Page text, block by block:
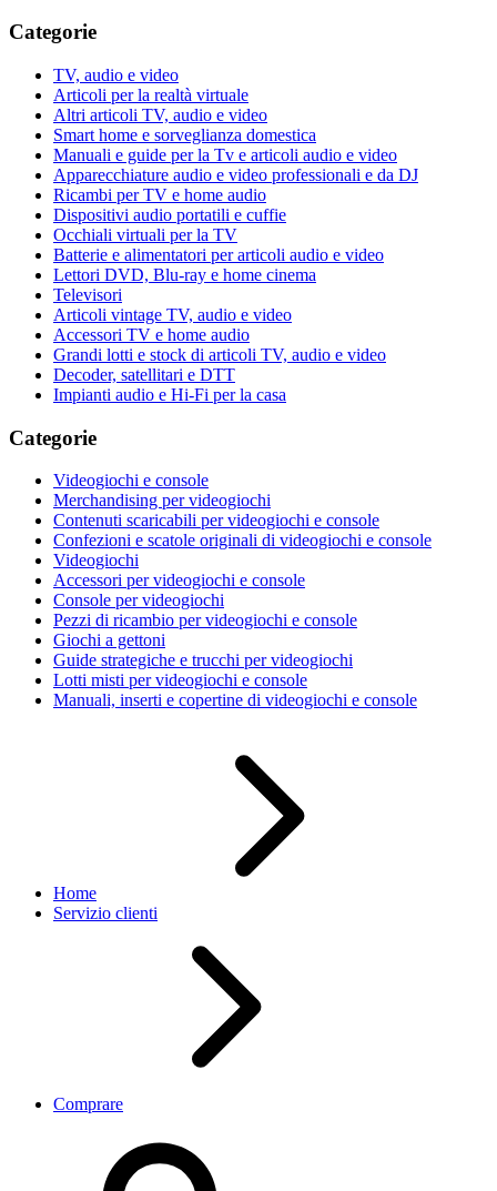
Categorie
TV, audio e video
Articoli per la realtà virtuale
Altri articoli TV, audio e video
Smart home e sorveglianza domestica
Manuali e guide per la Tv e articoli audio e video
Apparecchiature audio e video professionali e da DJ
Ricambi per TV e home audio
Dispositivi audio portatili e cuffie
Occhiali virtuali per la TV
Batterie e alimentatori per articoli audio e video
Lettori DVD, Blu-ray e home cinema
Televisori
Articoli vintage TV, audio e video
Accessori TV e home audio
Grandi lotti e stock di articoli TV, audio e video
Decoder, satellitari e DTT
Impianti audio e Hi-Fi per la casa
Categorie
Videogiochi e console
Merchandising per videogiochi
Contenuti scaricabili per videogiochi e console
Confezioni e scatole originali di videogiochi e console
Videogiochi
Accessori per videogiochi e console
Console per videogiochi
Pezzi di ricambio per videogiochi e console
Giochi a gettoni
Guide strategiche e trucchi per videogiochi
Lotti misti per videogiochi e console
Manuali, inserti e copertine di videogiochi e console
Home
Servizio clienti
Comprare